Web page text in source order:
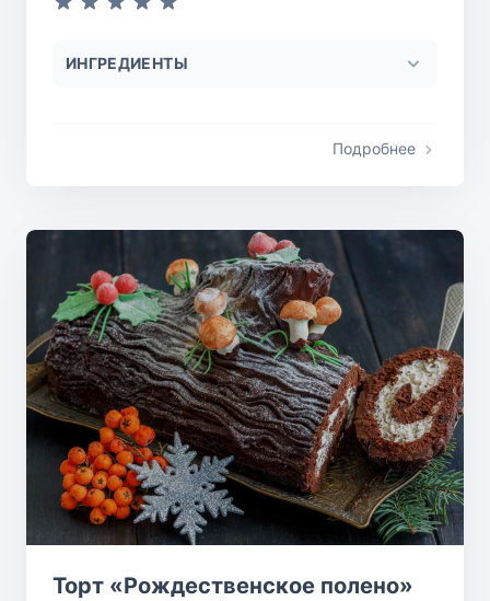
ИНГРЕДИЕНТЫ
Подробнее
Торт «Рождественское полено»